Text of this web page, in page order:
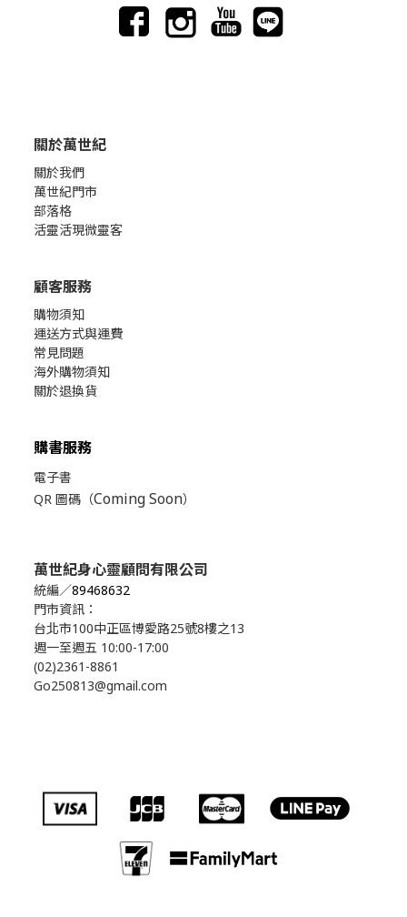
關於萬世紀
關於我們
萬世紀門市
部落格
活靈活現微靈客
顧客服務
購物須知
運送方式與運費
常見問題
海外購物須知
關於退換貨
購書服務
電子書
QR 圖碼（Coming Soon）
萬世紀身心靈顧問有限公司
統編／89468632
門市資訊：
台北市100中正區博愛路25號8樓之13
週一至週五 10:00-17:00
(02)2361-8861
Go250813@gmail.com